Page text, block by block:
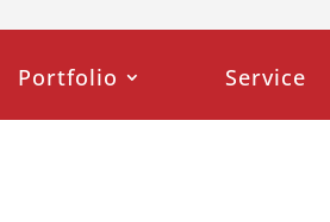
Portfolio Service